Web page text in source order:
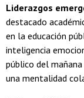
Liderazgos
destacado
en la educación
inteligencia
público del
una mentalidad